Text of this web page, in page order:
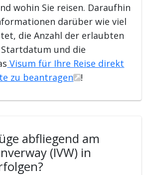
wohin Sie reisen. Daraufhin
darüber wie viel
die Anzahl der erlaubten
Startdatum und die
Visum für Ihre Reise direkt
zu beantragen
!
abfliegend am
(IVW) in